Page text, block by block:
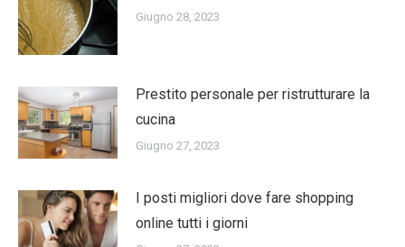
Giugno 28, 2023
Prestito personale per ristrutturare la
cucina
Giugno 27, 2023
I posti migliori dove fare shopping
online tutti i giorni